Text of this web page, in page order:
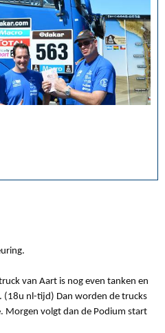
van Aart is nog even tanken en
nl-tijd) Dan worden de trucks
Morgen volgt dan de Podium start